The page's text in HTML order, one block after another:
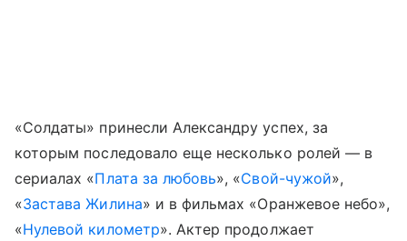
«Солдаты» принесли Александру успех, за
которым последовало еще несколько ролей — в
сериалах «Плата за любовь», «Свой-чужой»,
«Застава Жилина» и в фильмах «Оранжевое небо»,
«Нулевой километр». Актер продолжает